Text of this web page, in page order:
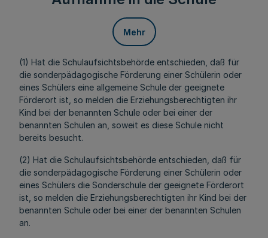
Mehr
(1) Hat die Schulaufsichtsbehörde entschieden, daß für
die sonderpädagogische Förderung einer Schülerin oder
eines Schülers eine allgemeine Schule der geeignete
Förderort ist, so melden die Erziehungsberechtigten ihr
Kind bei der benannten Schule oder bei einer der
benannten Schulen an, soweit es diese Schule nicht
bereits besucht.
(2) Hat die Schulaufsichtsbehörde entschieden, daß für
die sonderpädagogische Förderung einer Schülerin oder
eines Schülers die Sonderschule der geeignete Förderort
ist, so melden die Erziehungsberechtigten ihr Kind bei der
benannten Schule oder bei einer der benannten Schulen
an.